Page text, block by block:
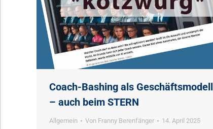
Coach-Bashing als Geschäftsmodell
– auch beim STERN
Allgemein Von Franny Berenfänger 14. April 2025